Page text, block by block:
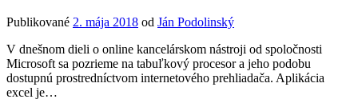
Publikované 2. mája 2018 od Ján Podolinský
V dnešnom dieli o online kancelárskom nástroji od spoločnosti
Microsoft sa pozrieme na tabuľkový procesor a jeho podobu
dostupnú prostredníctvom internetového prehliadača. Aplikácia
excel je…